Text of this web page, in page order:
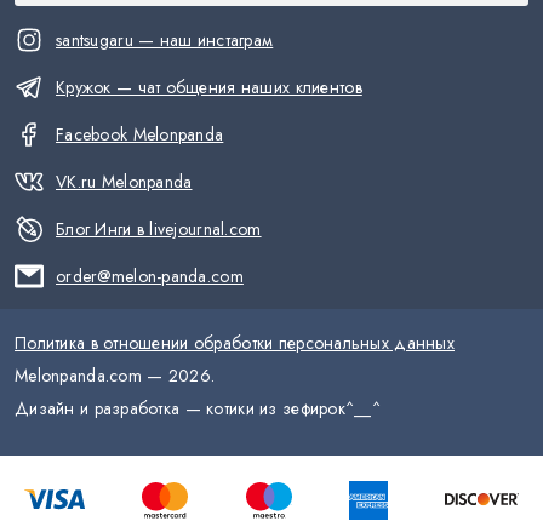
santsugaru — наш инстаграм
Кружок — чат общения наших клиентов
Facebook Melonpanda
VK.ru Melonpanda
Блог Инги в livejournal.com
order@melon-panda.com
Политика в отношении обработки персональных данных
Melonpanda.com — 2026.
Дизайн и разработка — котики из зефирок^__^